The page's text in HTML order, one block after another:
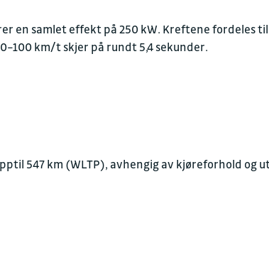
en samlet effekt på 250 kW. Kreftene fordeles
km/t skjer på rundt 5,4 sekunder.
547 km (WLTP), avhengig av kjøreforhold og